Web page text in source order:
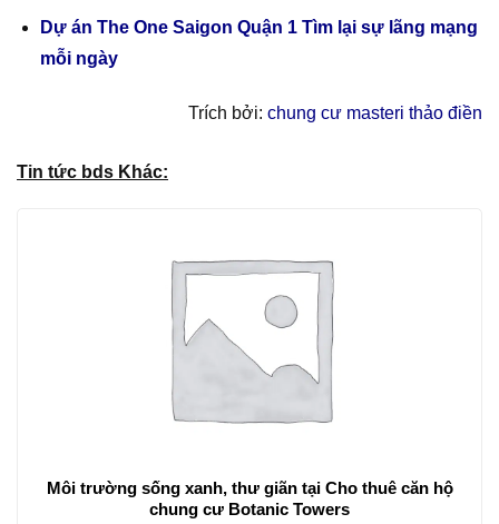
Dự án The One Saigon Quận 1 Tìm lại sự lãng mạng
mỗi ngày
Trích bởi: chung cư masteri thảo điền
Tin tức bds Khác:
Môi trường sống xanh, thư giãn tại Cho thuê căn hộ
chung cư Botanic Towers